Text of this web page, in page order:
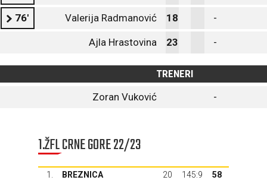
76' Valerija Radmanović 18 -
Ajla Hrastovina 23 -
TRENERI
Zoran Vuković
-
1.ŽFL CRNE GORE 22/23
1. BREZNICA 20 145:9
58